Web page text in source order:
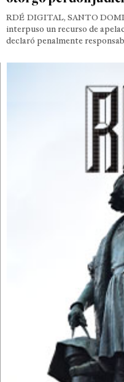
RDÉ DIGITAL, SANTO
interpuso un recurso de
declaró penalmente